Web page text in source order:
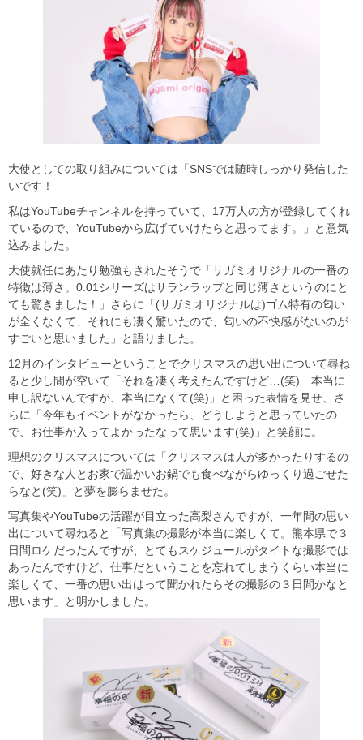
大使としての取り組みについては「SNSでは随時しっかり発信した
いです！
私はYouTubeチャンネルを持っていて、17万人の方が登録してくれ
ているので、YouTubeから広げていけたらと思ってます。」と意気
込みました。
大使就任にあたり勉強もされたそうで「サガミオリジナルの一番の
特徴は薄さ。0.01シリーズはサランラップと同じ薄さというのにと
ても驚きました！」さらに「(サガミオリジナルは)ゴム特有の匂い
が全くなくて、それにも凄く驚いたので、匂いの不快感がないのが
すごいと思いました」と語りました。
12月のインタビューということでクリスマスの思い出について尋ね
ると少し間が空いて「それを凄く考えたんですけど…(笑) 本当に
申し訳ないんですが、本当になくて(笑)」と困った表情を見せ、さ
らに「今年もイベントがなかったら、どうしようと思っていたの
で、お仕事が入ってよかったなって思います(笑)」と笑顔に。
理想のクリスマスについては「クリスマスは人が多かったりするの
で、好きな人とお家で温かいお鍋でも食べながらゆっくり過ごせた
らなと(笑)」と夢を膨らませた。
写真集やYouTubeの活躍が目立った高梨さんですが、一年間の思い
出について尋ねると「写真集の撮影が本当に楽しくて。熊本県で３
日間ロケだったんですが、とてもスケジュールがタイトな撮影では
あったんですけど、仕事だということを忘れてしまうくらい本当に
楽しくて、一番の思い出はって聞かれたらその撮影の３日間かなと
思います」と明かしました。